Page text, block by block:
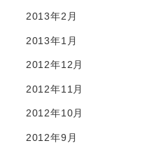
2013年2月
2013年1月
2012年12月
2012年11月
2012年10月
2012年9月